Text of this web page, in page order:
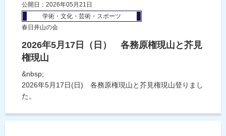
公開日：2026年05月21日
学術・文化・芸術・スポーツ
春日井山の会
2026年5月17日（日） 各務原権現山と芥見
権現山
&nbsp;
2026年5月17日(日) 各務原権現山と芥見権現山登りまし
た。